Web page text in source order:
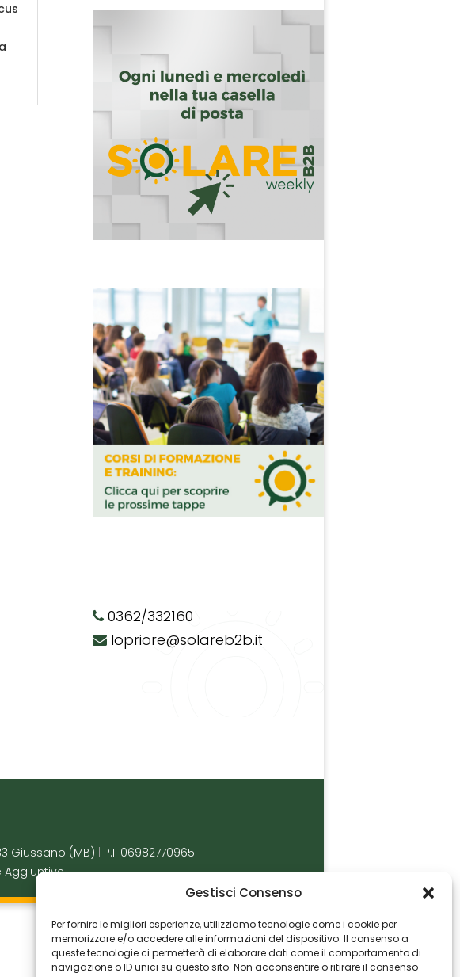
Gestisci Consenso
Per fornire le migliori esperienze, utilizziamo tecnologie come i cookie per
memorizzare e/o accedere alle informazioni del dispositivo. Il consenso a
queste tecnologie ci permetterà di elaborare dati come il comportamento di
navigazione o ID unici su questo sito. Non acconsentire o ritirare il consenso
0362/332160
lopriore@solareb2b.it
Giussano (MB)
P.I. 06982770965
Aggiuntive